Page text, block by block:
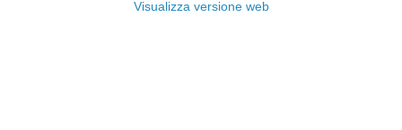
Visualizza versione web